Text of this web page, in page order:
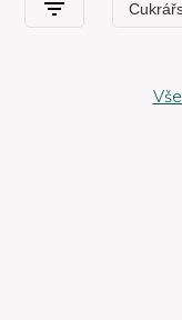
Mandorlato, který
této práci výzkumu a